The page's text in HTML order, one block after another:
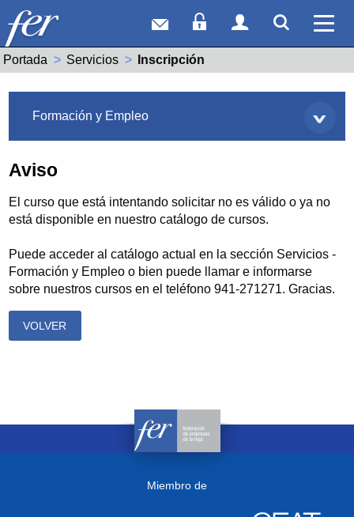
Correo webAcceso Socios
Acceso
Portada Servicios Actual:
Inscripción
Formación y Empleo
Aviso
El curso que está intentando solicitar no es válido o ya no
está disponible en nuestro catálogo de cursos.
Puede acceder al catálogo actual en la sección Servicios -
Formación y Empleo o bien puede llamar e informarse
sobre nuestros cursos en el teléfono 941-271271. Gracias.
VOLVER
Miembro de